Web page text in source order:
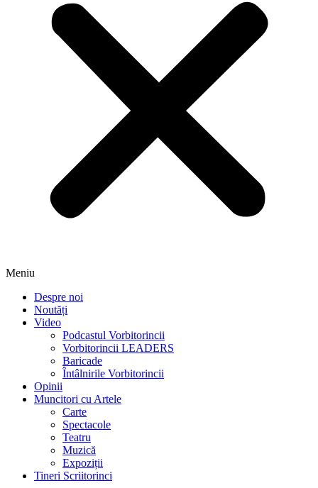
Meniu
Despre noi
Noutăți
Video
Podcastul Vorbitorincii
Vorbitorincii LEADERS
Baricade
Întâlnirile Vorbitorincii
Opinii
Muncitori cu Artele
Carte
Spectacole
Teatru
Muzică
Expoziții
Tineri Scriitorinci